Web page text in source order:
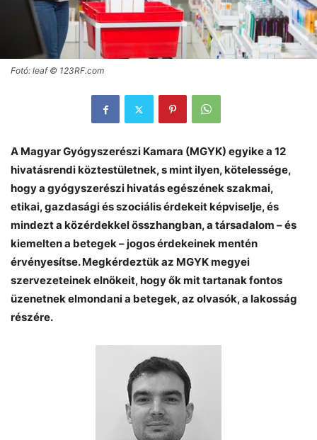
Fotó: leaf © 123RF.com
A Magyar Gyógyszerészi Kamara (MGYK) egyike a 12
hivatásrendi köztestületnek, s mint ilyen, kötelessége,
hogy a gyógyszerészi hivatás egészének szakmai,
etikai, gazdasági és szociális érdekeit képviselje, és
mindezt a közérdekkel összhangban, a társadalom – és
kiemelten a betegek – jogos érdekeinek mentén
érvényesítse. Megkérdeztük az MGYK megyei
szervezeteinek elnökeit, hogy ők mit tartanak fontos
üzenetnek elmondani a betegek, az olvasók, a lakosság
részére.